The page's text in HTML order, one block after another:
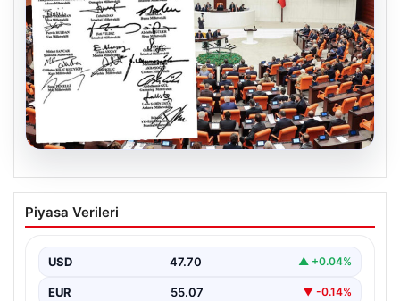
Terörsüz Türkiye için tarihi adım. 360
milletvekili imza attı, çerçeve yasa
{“title”:”Terörsüz Türkiye İçin Önemli Hukuki Adım: 360
Sunuldu”,”content”:”…
Piyasa Verileri
USD 47.70 ▲ +0.04%
EUR 55.07 ▼ -0.14%